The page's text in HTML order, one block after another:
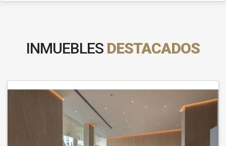
INMUEBLES DESTACADOS